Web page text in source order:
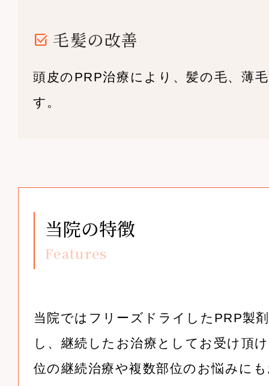
毛髪の改善
頭皮のPRP治療により、髪の毛、薄
す。
当院の特徴
Features
当院ではフリーズドライしたPRP製
し、継続したお治療としてお受け頂
位の継続治療や複数部位のお悩みに